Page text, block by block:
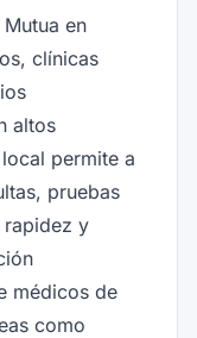
en
clínicas
altos
permite a
pruebas
rapidez y
médicos de
como